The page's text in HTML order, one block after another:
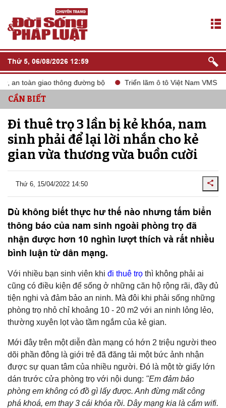
Thứ 5, 06/08/2026 12:59
toàn giao thông đường bộ Triển lãm ô tô Việt Nam VMS 2024
CẦN BIẾT
Đi thuê trọ 3 lần bị kẻ khóa, nam
sinh phải để lại lời nhắn cho kẻ
gian vừa thương vừa buồn cười
Thứ 6, 15/04/2022 14:50
Dù không biết thực hư thế nào nhưng tấm biển
thông báo của nam sinh ngoài phòng trọ đã
nhận được hơn 10 nghìn lượt thích và rất nhiều
bình luận từ dân mạng.
Với nhiều bạn sinh viên khi đi thuê trọ thì không phải ai
cũng có điều kiện để sống ở những căn hộ rộng rãi, đầy đủ
tiện nghi và đảm bảo an ninh. Mà đôi khi phải sống những
phòng trọ nhỏ chỉ khoảng 10 - 20 m2 với an ninh lỏng lẻo,
thường xuyên lọt vào tầm ngắm của kẻ gian.
Mới đây trên một diễn đàn mạng có hớn 2 triệu người theo
dõi phần đông là giới trẻ đã đăng tải một bức ảnh nhận
được sự quan tâm của nhiều người. Đó là một tờ giấy lớn
dán trước cửa phòng trọ với nội dung: "Em đảm bảo
phòng em không có đồ gì lấy được. Anh đừng mất công
phá khoá, em thay 3 cái khóa rồi. Dây mạng kia là cắm wifi.